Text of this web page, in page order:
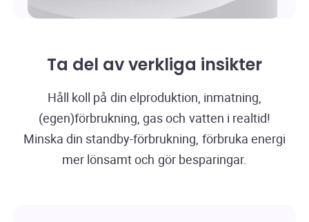
Ta del av verkliga insikter
Håll koll på din elproduktion, inmatning,
(egen)förbrukning, gas och vatten i realtid!
Minska din standby-förbrukning, förbruka energi
mer lönsamt och gör besparingar.